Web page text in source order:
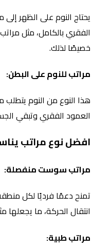
يحتاج النوم على الظهر
خصيصًا لذلك.
مراتب للنوم على البطن:
هذا النوع من النوم
العمود الفقري وتبقي
افضل نوع مراتب
مراتب سوست منفصلة:
تمنح دعمًا فرديًا لكل
انتقال الحركة، ما يجعلها
مراتب طبية: